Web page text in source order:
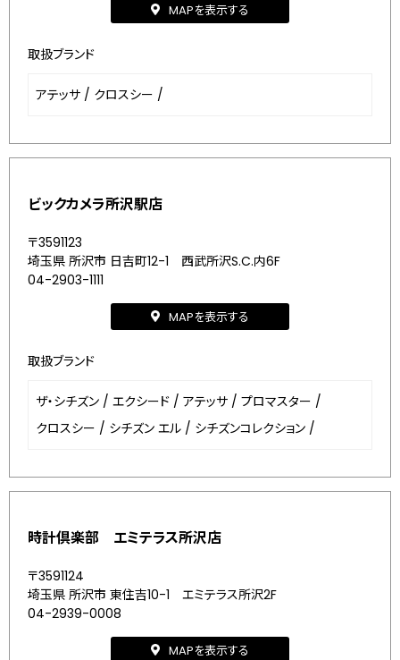
MAPを表示する
取扱ブランド
アテッサ / クロスシー /
ビックカメラ所沢駅店
〒3591123
埼玉県 所沢市 日吉町12-1 西武所沢S.C.内6F
04-2903-1111
MAPを表示する
取扱ブランド
ザ・シチズン / エクシード / アテッサ / プロマスター /
クロスシー / シチズン エル / シチズンコレクション /
時計倶楽部 エミテラス所沢店
〒3591124
埼玉県 所沢市 東住吉10-1 エミテラス所沢2F
04-2939-0008
MAPを表示する